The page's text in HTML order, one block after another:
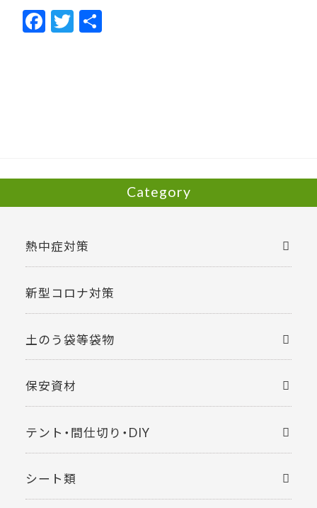
F
ac
T
w
Category
熱中症対策
新型コロナ対策
土のう袋等袋物
保安資材
テント・間仕切り・DIY
シート類